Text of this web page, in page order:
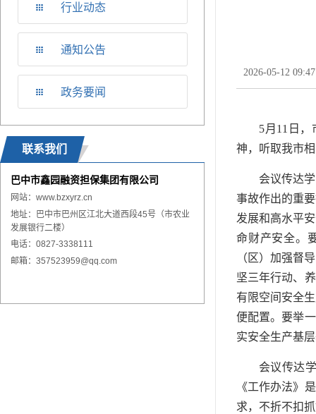
行业动态
通知公告
政务要闻
联系我们
巴中市鑫园融资担保集团有限公司
网站： www.bzxyrz.cn
地址：巴中市巴州区江北大道西段45号（市农业
发展银行二楼）
电话：0827-3338111
邮箱：357523959@qq.com
2026-05-12
5月11日
神，听取我市
会议传达
事故作出的重
发展和高水平
命财产安全。
（区）加强督
坚三年行动、
有限空间安全
便配置。要举
实安全生产基
会议传达
《工作办法》
求，不折不扣